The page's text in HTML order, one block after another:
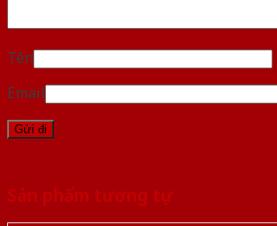
Tên
Email
Sản phẩm tương tự